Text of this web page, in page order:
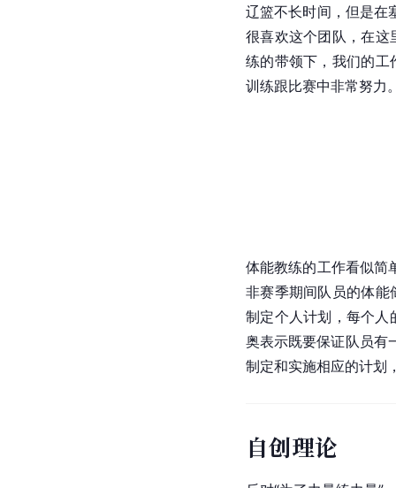
辽篮不长时间，但是在
很喜欢这个团队，在这
练的带领下，我们的工
训练跟比赛中非常努力
体能教练的工作看似简
非赛季期间队员的体能
制定个人计划，每个人
奥表示既要保证队员有
制定和实施相应的计划
自创理论